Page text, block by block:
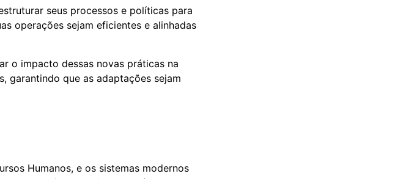
seus processos e políticas para
operações sejam eficientes e alinhadas
o impacto dessas novas práticas na
garantindo que as adaptações sejam
Humanos, e os sistemas modernos